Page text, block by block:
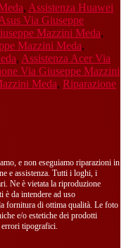
, Assistenza Huawei
Via Giuseppe
Mazzini Meda,
Mazzini Meda,
, Assistenza Acer Via
Via Giuseppe Mazzini
Meda, Riparazione
e non eseguiamo riparazioni in
e assistenza. Tutti i loghi, i
Ne è vietata la riproduzione
è da intendere ad uso
fornitura di ottima qualità. Le foto
e/o estetiche dei prodotti
tipografici.